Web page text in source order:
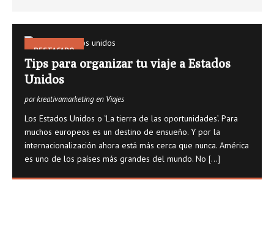
DESTACADO
Tips para organizar tu viaje a Estados
Unidos
por kreativamarketing en Viajes
Los Estados Unidos o ‘La tierra de las oportunidades’. Para
muchos europeos es un destino de ensueño. Y por la
internacionalización ahora está más cerca que nunca. América
es uno de los países más grandes del mundo. No [...]